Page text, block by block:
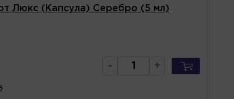
Люкс (Капсула) Серебро (5 мл)
- +